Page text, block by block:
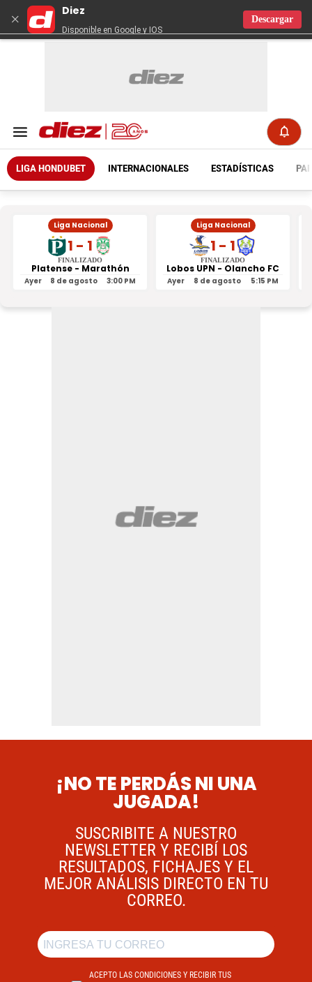
×
Diez
Disponible en Google y IOS
Descargar
LIGA HONDUBET INTERNACIONALES ESTADÍSTICAS
Liga Nacional
1 - 1
FINALIZADO
Platense - Marathón
Ayer 8 de agosto 3:00 PM
Liga Nacional
1 - 1
FINALIZADO
Lobos UPN - Olancho FC
Ayer 8 de agosto 5:15 PM
¡NO TE PERDÁS NI UNA
JUGADA!
SUSCRIBITE A NUESTRO
NEWSLETTER Y RECIBÍ LOS
RESULTADOS, FICHAJES Y EL
MEJOR ANÁLISIS DIRECTO EN TU
CORREO.
ACEPTO LAS CONDICIONES Y RECIBIR TUS